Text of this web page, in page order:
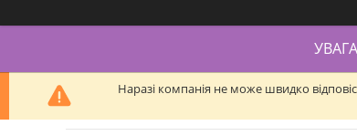
Наразі компанія не може швидко